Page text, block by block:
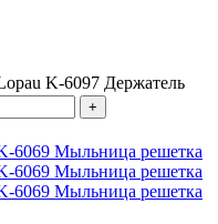
K-6097 Держатель